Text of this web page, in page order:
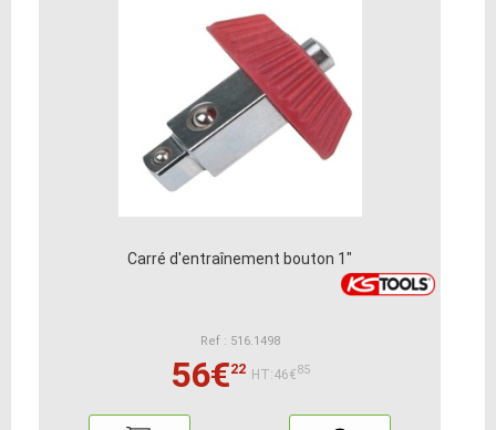
Carré d'entraînement bouton 1"
Ref : 516.1498
56€22 HT:46€85